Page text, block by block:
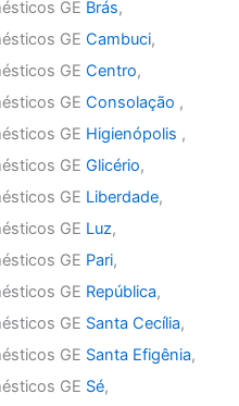
GE Brás,
GECambuci,
GECentro,
GEConsolação ,
GE Higienópolis ,
GEGlicério,
GE Liberdade,
GE Luz,
GE Pari,
GE República,
GE Santa Cecília,
GE Santa Efigênia,
GE Sé,